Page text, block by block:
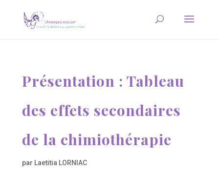
Présentation : Tableau
des effets secondaires
de la chimiothérapie
par Laetitia LORNIAC